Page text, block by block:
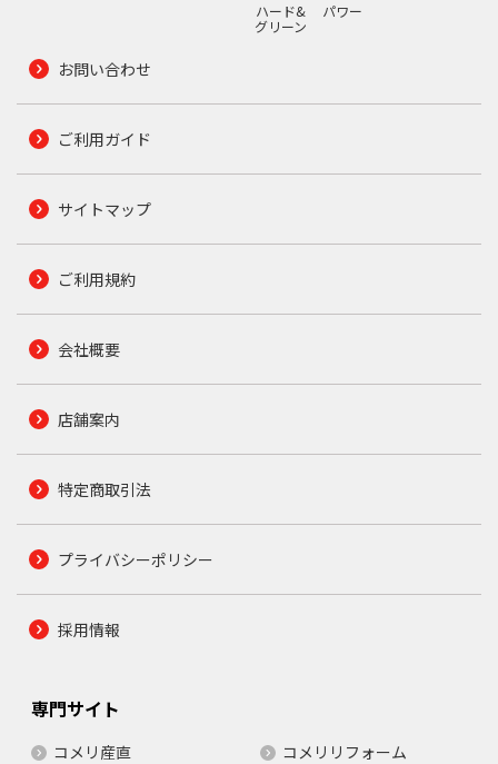
ハード&
グリーン
パワー
お問い合わせ
ご利用ガイド
サイトマップ
ご利用規約
会社概要
店舗案内
特定商取引法
プライバシーポリシー
採用情報
専門サイト
コメリ産直 コメリリフォーム